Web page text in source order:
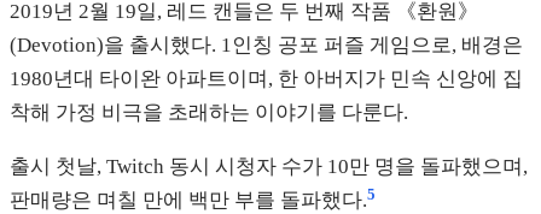
2019년 2월 19일, 레드 캔들은 두 번째 작품 《환원》
(Devotion)을 출시했다. 1인칭 공포 퍼즐 게임으로, 배경은
1980년대 타이완 아파트이며, 한 아버지가 민속 신앙에 집
착해 가정 비극을 초래하는 이야기를 다룬다.
출시 첫날, Twitch 동시 시청자 수가 10만 명을 돌파했으며,
판매량은 며칠 만에 백만 부를 돌파했다.5